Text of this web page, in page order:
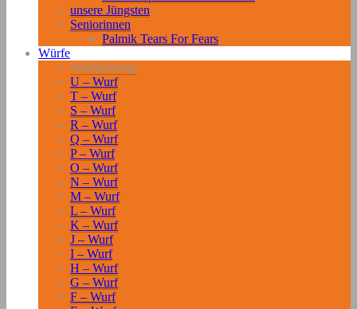
unsere Jüngsten
Seniorinnen
Palmik Tears For Fears
Würfe
Wurfplanung
U – Wurf
T – Wurf
S – Wurf
R – Wurf
Q – Wurf
P – Wurf
O – Wurf
N – Wurf
M – Wurf
L – Wurf
K – Wurf
J – Wurf
I – Wurf
H – Wurf
G – Wurf
F – Wurf